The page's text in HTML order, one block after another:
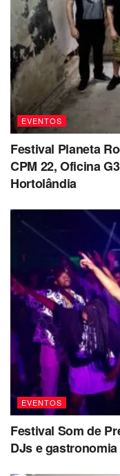
EVENTOS
Festival Planeta
CPM 22, Oficina
Hortolândia
EVENTOS
Festival Som de
DJs e